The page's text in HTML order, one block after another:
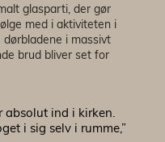
glasparti, der gør
med i aktiviteten i
dørbladene i massivt
brud bliver set for
absolut ind i kirken.
i sig selv i rumme,”